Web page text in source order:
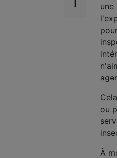
une
ou
À